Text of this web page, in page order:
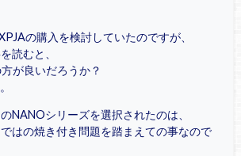
の購入を検討していたのですが、
読むと、
が良いだろうか？
NANOシリーズを選択されたのは、
はの焼き付き問題を踏まえての事なので